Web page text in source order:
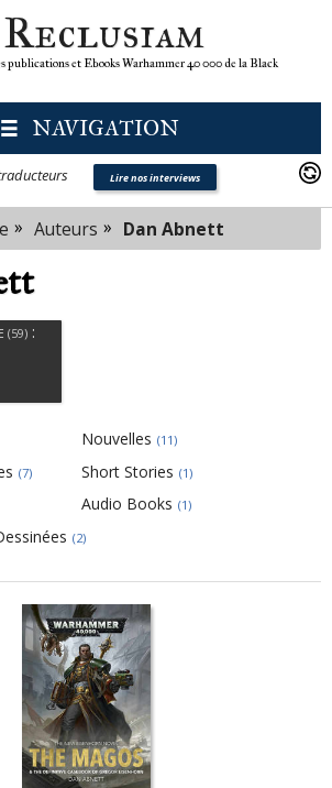
publications et Ebooks Warhammer 40 000 de la Black
NAVIGATION
Lire nos interviews
» Auteurs » Dan Abnett
(59) :
Nouvelles (11)
(7) Short Stories (1)
Audio Books (1)
(2)